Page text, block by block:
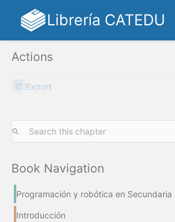
Librería CATEDU
Actions
Export
Book Navigation
Programación y robótica en Secundaria
Introducción